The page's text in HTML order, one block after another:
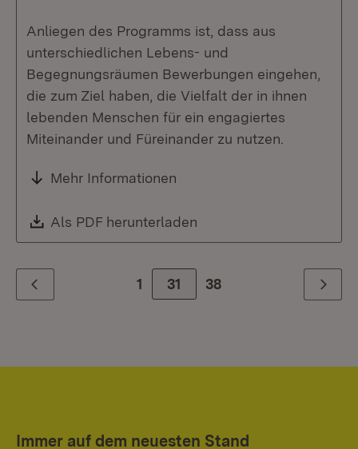
Anliegen des Programms ist, dass aus
unterschiedlichen Lebens- und
Begegnungsräumen Bewerbungen eingehen,
die zum Ziel haben, die Vielfalt der in ihnen
lebenden Menschen für ein engagiertes
Miteinander und Füreinander zu nutzen.
Mehr Informationen
Download:
Als PDF herunterladen
Zurück 1 Zur Seite
31 38 Weiter
Immer auf dem neuesten Stand